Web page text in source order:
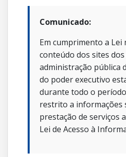
Comunicado:
Em cumprimento a Lei
conteúdo dos sites
administração pública
do poder executivo
durante todo o
restrito a informações
prestação de serviços
Lei de Acesso à